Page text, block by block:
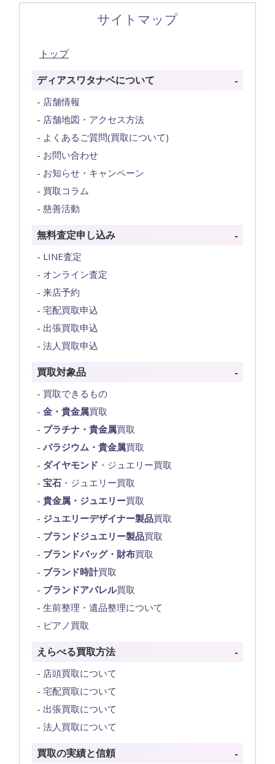
サイトマップ
トップ
ディアスワタナベについて
店舗情報
店舗地図・アクセス方法
よくあるご質問(買取について)
お問い合わせ
お知らせ・キャンペーン
買取コラム
慈善活動
無料査定申し込み
LINE査定
オンライン査定
来店予約
宅配買取申込
出張買取申込
法人買取申込
買取対象品
買取できるもの
金・貴金属買取
プラチナ・貴金属買取
パラジウム・貴金属買取
ダイヤモンド ・ジュエリー買取
宝石 ・ジュエリー買取
貴金属・ジュエリー買取
ジュエリーデザイナー製品買取
ブランドジュエリー製品買取
ブランドバッグ・財布買取
ブランド時計買取
ブランドアパレル買取
生前整理・遺品整理について
ピアノ買取
えらべる買取方法
店頭買取について
宅配買取について
出張買取について
法人買取について
買取の実績と信頼